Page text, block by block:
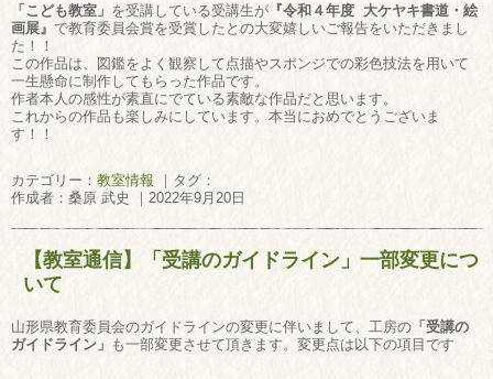
「こども教室」 を受講している受講生が 『令和４年度 大ケヤキ書道・絵
画展』 で教育委員会賞を受賞したとの大変嬉しいご報告をいただきまし
た！！
この作品は、図鑑をよく観察して点描やスポンジでの彩色技法を用いて
一生懸命に制作してもらった作品です。
作者本人の感性が素直にでている素敵な作品だと思います。
これからの作品も楽しみにしています。本当におめでとうございま
す！！
カテゴリー： 教室情報 ｜タグ：
作成者：桑原 武史 ｜2022年9月20日
【教室通信】「受講のガイドライン」一部変更につ
いて
山形県教育委員会のガイドラインの変更に伴いまして、工房の 「受講の
ガイドライン」 も一部変更させて頂きます。変更点は以下の項目です